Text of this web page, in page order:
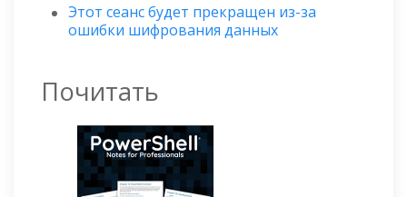
Этот сеанс будет прекращен из-за
ошибки шифрования данных
Почитать